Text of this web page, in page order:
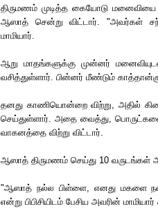
திருமணம் முடித்த கையோடு
ஆஸாத் சென்று விட்டார். "அவர்கள்
மாமியார்.
ஆறு மாதங்களுக்கு முன்னர்
வசித்துள்ளார். பின்னர் மீண்டும்
தனது காணியொன்றை விற்று, அதில்
செய்துள்ளார். அதை வைத்து, பொருட்களை
வாகனத்தை விற்று விட்டார்.
ஆஸாத் திருமணம் செய்து 10
"ஆஸாத் நல்ல பிள்ளை, எனது மகளை
என்று பிபிசியிடம் பேசிய அவரின் மாமியார்